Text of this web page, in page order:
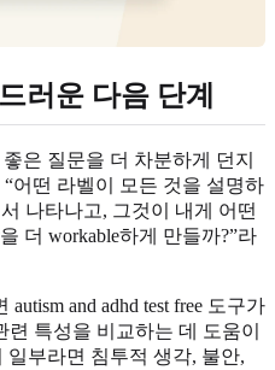
러운 다음 단계
은 질문을 더 차분하게 던지
어떤 라벨이 모든 것을 설명하
나타나고, 그것이 내게 어떤
더 workable하게 만들까?”라
and adhd test free 도구가
특성을 비교하는 데 도움이
일부라면 침투적 생각, 불안,